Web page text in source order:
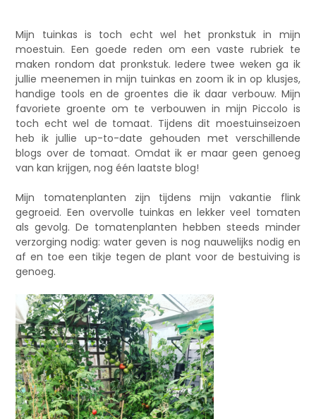
Mijn tuinkas is toch echt wel het pronkstuk in mijn
moestuin. Een goede reden om een vaste rubriek te
maken rondom dat pronkstuk. Iedere twee weken ga ik
jullie meenemen in mijn tuinkas en zoom ik in op klusjes,
handige tools en de groentes die ik daar verbouw. Mijn
favoriete groente om te verbouwen in mijn Piccolo is
toch echt wel de tomaat. Tijdens dit moestuinseizoen
heb ik jullie up-to-date gehouden met verschillende
blogs over de tomaat. Omdat ik er maar geen genoeg
van kan krijgen, nog één laatste blog!
Mijn tomatenplanten zijn tijdens mijn vakantie flink
gegroeid. Een overvolle tuinkas en lekker veel tomaten
als gevolg. De tomatenplanten hebben steeds minder
verzorging nodig: water geven is nog nauwelijks nodig en
af en toe een tikje tegen de plant voor de bestuiving is
genoeg.